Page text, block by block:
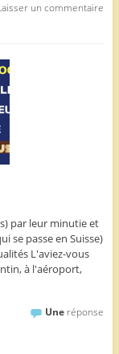
un commentaire
par leur minutie et
se passe en Suisse)
L'aviez-vous
à l'aéroport,
Une réponse